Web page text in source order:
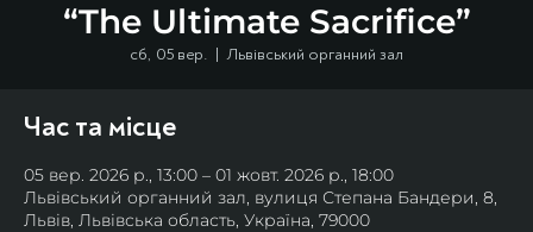
“The Ultimate Sacrifice”
сб, 05 вер.
  |
Львівський органний зал
Час та місце
05 вер. 2026 р., 13:00 – 01 жовт. 2026 р., 18:00
Львівський органний зал, вулиця Степана Бандери, 8,
Львів, Львівська область, Україна, 79000